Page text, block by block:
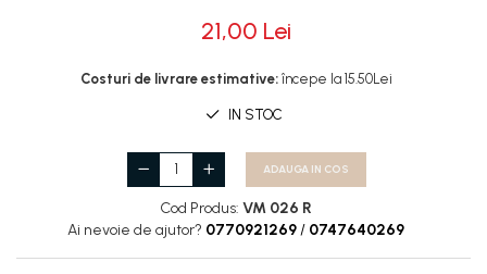
Rotile Cauciucate
21,00 Lei
Costuri de livrare estimative: începe la 15.50Lei
IN STOC
ADAUGA IN COS
Cod Produs: VM 026 R
Ai nevoie de ajutor? 0770921269 / 0747640269